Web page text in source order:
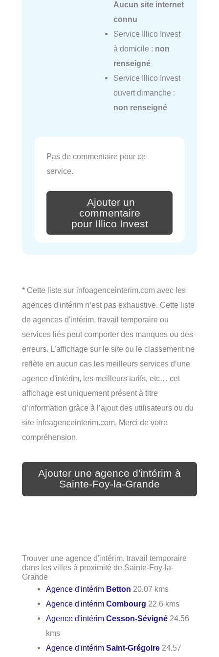
Aucun site internet
connu
Service Illico Invest
à domicile : non
renseigné
Service Illico Invest
ouvert dimanche :
non renseigné
Pas de commentaire pour ce
service.
Ajouter un
commentaire
pour Illico Invest
* Cette liste sur infoagenceinterim.com avec les
agences d'intérim n’est pas exhaustive. Cette liste
de agences d'intérim, travail temporaire ou
services liés peut comporter des manques ou des
erreurs. L’affichage sur le site ou le classement ne
reflète en aucun cas les meilleurs services d’une
agence d'intérim, les meilleurs tarifs, etc… cet
affichage est uniquement présent à titre
d’information grâce à l’ajout des utilisateurs ou du
site infoagenceinterim.com. Merci de votre
compréhension.
Ajouter une agence d'intérim à
Sainte-Foy-la-Grande
Trouver une agence d'intérim, travail temporaire
dans les villes à proximité de Sainte-Foy-la-
Grande
Agence d'intérim Betton 20.07 kms
Agence d'intérimCombourg 22.6 kms
Agence d'intérimCesson-Sévigné 24.56
kms
Agence d'intérimSaint-Grégoire 24.57